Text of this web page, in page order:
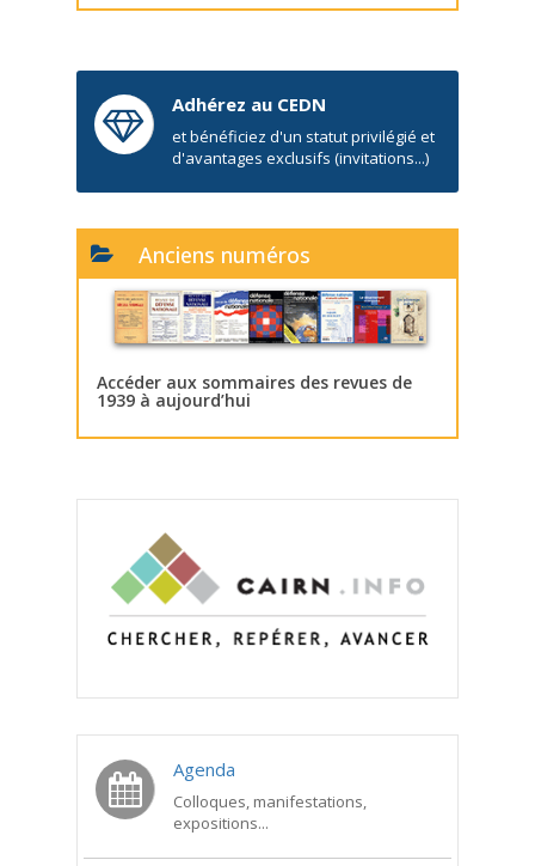
Adhérez au CEDN
et bénéficiez d'un statut privilégié et
d'avantages exclusifs (invitations...)
Anciens numéros
Accéder aux sommaires des revues de
1939 à aujourd’hui
Agenda
Colloques, manifestations,
expositions...